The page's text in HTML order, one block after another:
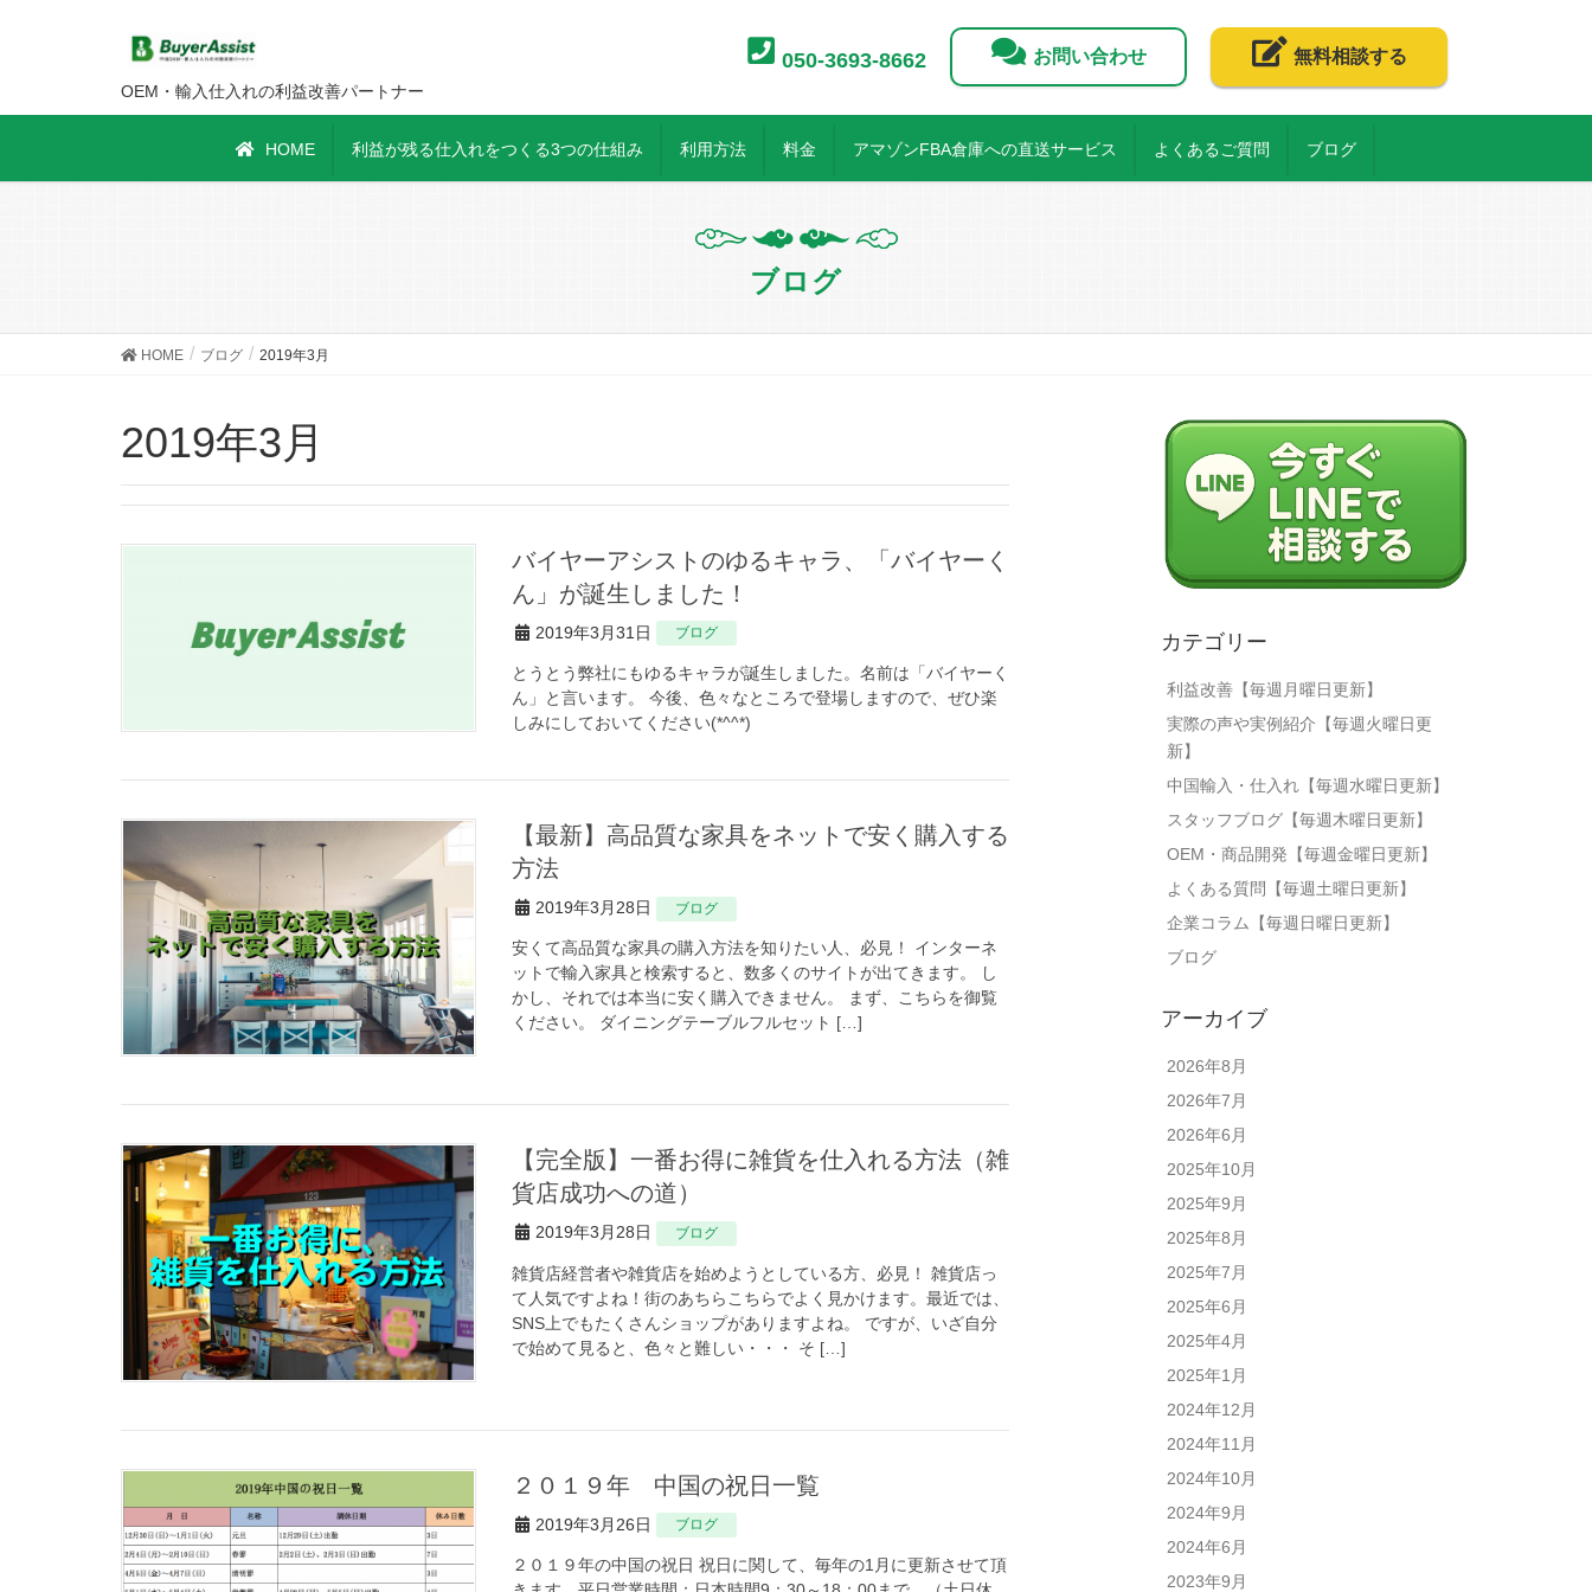
OEM・輸入仕入れの利益改善パートナー
050-3693-8662 お問い合わせ 無料相談する
HOME 利益が残る仕入れをつくる3つの仕組み 利用方法 料金 アマゾンFBA倉庫への直送サービス よくあるご質問 ブログ
ブログ
HOME ブログ 2019年3月
2019年3月
バイヤーアシストのゆるキャラ、「バイヤーく
ん」が誕生しました！
2019年3月31日 ブログ
とうとう弊社にもゆるキャラが誕生しました。名前は「バイヤーく
ん」と言います。 今後、色々なところで登場しますので、ぜひ楽
しみにしておいてください(*^^*)
【最新】高品質な家具をネットで安く購入する
方法
2019年3月28日 ブログ
安くて高品質な家具の購入方法を知りたい人、必見！ インターネ
ットで輸入家具と検索すると、数多くのサイトが出てきます。 し
かし、それでは本当に安く購入できません。 まず、こちらを御覧
ください。 ダイニングテーブルフルセット […]
【完全版】一番お得に雑貨を仕入れる方法（雑
貨店成功への道）
2019年3月28日 ブログ
雑貨店経営者や雑貨店を始めようとしている方、必見！ 雑貨店っ
て人気ですよね！街のあちらこちらでよく見かけます。最近では、
SNS上でもたくさんショップがありますよね。 ですが、いざ自分
で始めて見ると、色々と難しい・・・ そ […]
２０１９年 中国の祝日一覧
2019年3月26日 ブログ
２０１９年の中国の祝日 祝日に関して、毎年の1月に更新させて頂
カテゴリー
利益改善【毎週月曜日更新】
実際の声や実例紹介【毎週火曜日更
新】
中国輸入・仕入れ【毎週水曜日更新】
スタッフブログ【毎週木曜日更新】
OEM・商品開発【毎週金曜日更新】
よくある質問【毎週土曜日更新】
企業コラム【毎週日曜日更新】
ブログ
アーカイブ
2026年8月
2026年7月
2026年6月
2025年10月
2025年9月
2025年8月
2025年7月
2025年6月
2025年4月
2025年1月
2024年12月
2024年11月
2024年10月
2024年9月
2024年6月
2023年9月